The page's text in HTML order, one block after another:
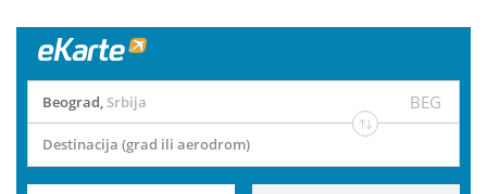
Beograd Srbija BEG
Destinacija (grad ili aerodrom)